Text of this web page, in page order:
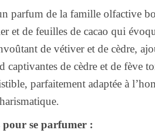
parfum de la famille olfactive
et de feuilles de cacao qui
de vétiver et de cèdre,
captivantes de cèdre et de fève
parfaitement adaptée à
pour se parfumer :